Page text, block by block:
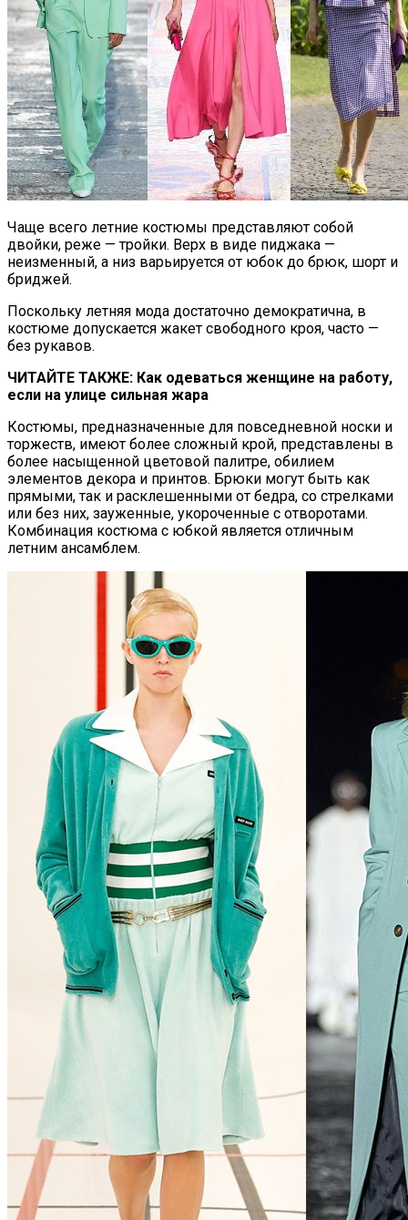
Чаще всего летние костюмы представляют собой
двойки, реже — тройки. Верх в виде пиджака —
неизменный, а низ варьируется от юбок до брюк, шорт и
бриджей.
Поскольку летняя мода достаточно демократична, в
костюме допускается жакет свободного кроя, часто —
без рукавов.
ЧИТАЙТЕ ТАКЖЕ: Как одеваться женщине на работу,
если на улице сильная жара
Костюмы, предназначенные для повседневной носки и
торжеств, имеют более сложный крой, представлены в
более насыщенной цветовой палитре, обилием
элементов декора и принтов. Брюки могут быть как
прямыми, так и расклешенными от бедра, со стрелками
или без них, зауженные, укороченные с отворотами.
Комбинация костюма с юбкой является отличным
летним ансамблем.